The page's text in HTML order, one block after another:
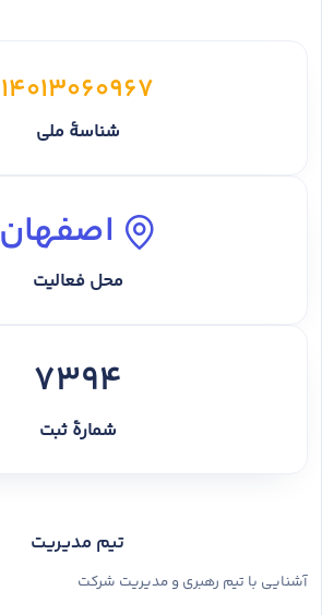
14013060967
شناسهٔ ملی
اصفهان
محل فعالیت
7394
شمارهٔ ثبت
تیم مدیریت
آشنایی با تیم رهبری و مدیریت شرکت